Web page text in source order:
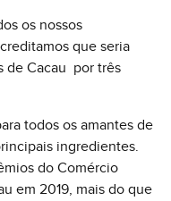
os nossos
que seria
de Cacau por três
todos os amantes de
ingredientes.
do Comércio
em 2019, mais do que